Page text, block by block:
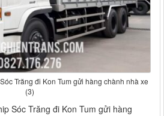
Trăng đi Kon Tum gửi hàng chành nhà xe
(3)
Sóc Trăng đi Kon Tum gửi hàng